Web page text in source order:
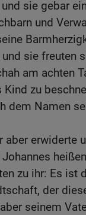
sie gebar
und
sie freuten
am achten
Kind zu
dem Namen
aber erwiderte
zu ihr: Es ist
der
seinem